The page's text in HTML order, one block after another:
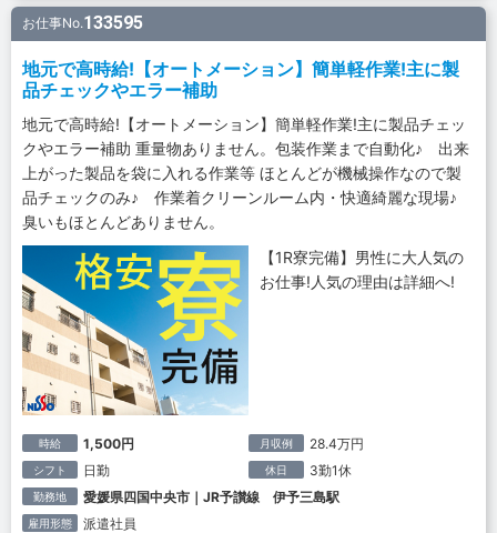
お仕事No.133595
地元で高時給!【オートメーション】簡単軽作業!主に製
品チェックやエラー補助
地元で高時給!【オートメーション】簡単軽作業!主に製品チェッ
クやエラー補助 重量物ありません。包装作業まで自動化♪ 出来
上がった製品を袋に入れる作業等 ほとんどが機械操作なので製
品チェックのみ♪ 作業着クリーンルーム内・快適綺麗な現場♪
臭いもほとんどありません。
【1R寮完備】男性に大人気の
お仕事!人気の理由は詳細へ!
時給 1,500円 月収例 28.4万円
シフト 日勤 休日 3勤1休
勤務地 愛媛県四国中央市｜JR予讃線 伊予三島駅
雇用形態 派遣社員